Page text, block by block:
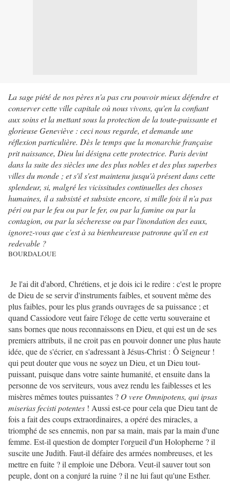
La sage piété de nos pères n'a pas cru pouvoir mieux défendre et
conserver cette ville capitale où nous vivons, qu'en la confiant
aux soins et la mettant sous la protection de la toute-puissante et
glorieuse Geneviève : ceci nous regarde, et demande une
réflexion particulière. Dès le temps que la monarchie française
prit naissance, Dieu lui désigna cette protectrice. Paris devint
dans la suite des siècles une des plus nobles et des plus superbes
villes du monde ; et s'il s'est maintenu jusqu'à présent dans cette
splendeur, si, malgré les vicissitudes continuelles des choses
humaines, il a subsisté et subsiste encore, si mille fois il n'a pas
péri ou par le feu ou par le fer, ou par la famine ou par la
contagion, ou par la sécheresse ou par l'inondation des eaux,
ignorez-vous que c'est à sa bienheureuse patronne qu'il en est
redevable ?
BOURDALOUE
Je l'ai dit d'abord, Chrétiens, et je dois ici le redire : c'est le propre
de Dieu de se servir d'instruments faibles, et souvent même des
plus faibles, pour les plus grands ouvrages de sa puissance ; et
quand Cassiodore veut faire l'éloge de cette vertu souveraine et
sans bornes que nous reconnaissons en Dieu, et qui est un de ses
premiers attributs, il ne croit pas en pouvoir donner une plus haute
idée, que de s'écrier, en s'adressant à Jésus-Christ : Ô Seigneur !
qui peut douter que vous ne soyez un Dieu, et un Dieu tout-
puissant, puisque dans votre sainte humanité, et ensuite dans la
personne de vos serviteurs, vous avez rendu les faiblesses et les
misères mêmes toutes puissantes ? O vere Omnipotens, qui ipsas
miserias fecisti potentes ! Aussi est-ce pour cela que Dieu tant de
fois a fait des coups extraordinaires, a opéré des miracles, a
triomphé de ses ennemis, non par sa main, mais par la main d'une
femme. Est-il question de dompter l'orgueil d'un Holopherne ? il
suscite une Judith. Faut-il défaire des armées nombreuses, et les
mettre en fuite ? il emploie une Débora. Veut-il sauver tout son
peuple, dont on a conjuré la ruine ? il ne lui faut qu'une Esther.